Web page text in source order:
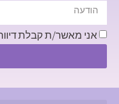
אני מאשר/ת קבלת